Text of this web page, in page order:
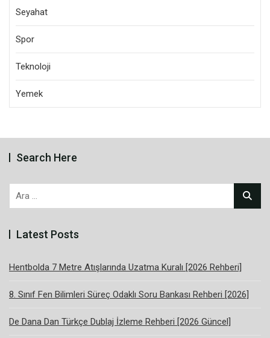
Seyahat
Spor
Teknoloji
Yemek
Search Here
Arama:
Latest Posts
Hentbolda 7 Metre Atışlarında Uzatma Kuralı [2026 Rehberi]
8. Sınıf Fen Bilimleri Süreç Odaklı Soru Bankası Rehberi [2026]
De Dana Dan Türkçe Dublaj İzleme Rehberi [2026 Güncel]